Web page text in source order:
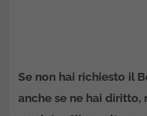
Se non hai richiesto il
anche se ne hai diritto,